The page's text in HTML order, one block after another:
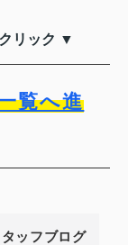
リック ▼
覧へ進
ッフブログ